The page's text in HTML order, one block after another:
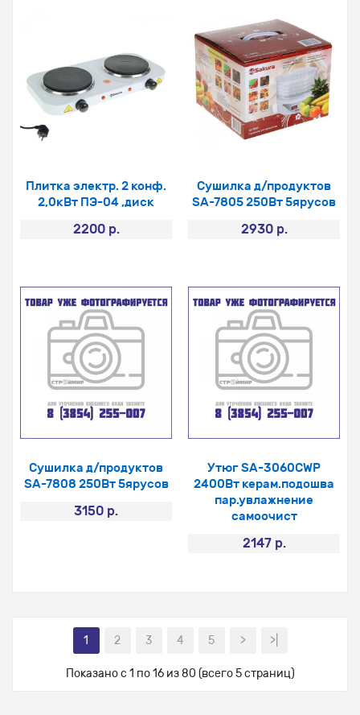
Плитка электр. 2 конф.
2,0кВт ПЭ-04 ,диск
2200 р.
Сушилка д/продуктов
SA-7805 250Вт 5ярусов
2930 р.
Сушилка д/продуктов
SA-7808 250Вт 5ярусов
3150 р.
Утюг SA-3060CWP
2400Вт керам.подошва
пар.увлажнение
самоочист
2147 р.
1 2 3 4 5 > >|
Показано с 1 по 16 из 80 (всего 5 страниц)